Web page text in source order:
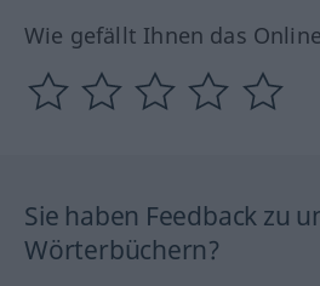
Wie gefällt Ihnen das
Sie haben Feedback zu
Wörterbüchern?